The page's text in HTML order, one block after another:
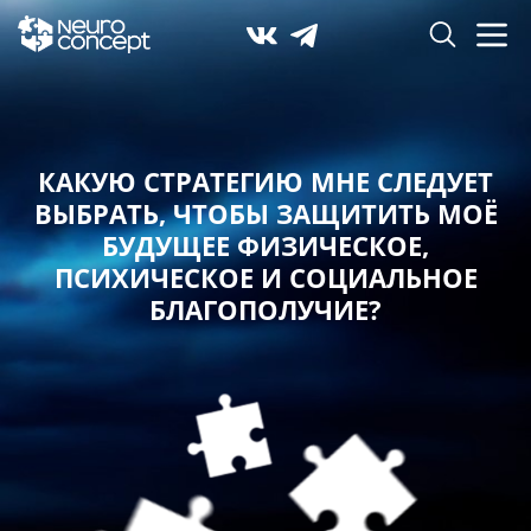
КАКУЮ СТРАТЕГИЮ МНЕ СЛЕДУЕТ
ВЫБРАТЬ,ЧТОБЫ ЗАЩИТИТЬ МОЁ
БУДУЩЕЕ ФИЗИЧЕСКОЕ,
ПСИХИЧЕСКОЕ И СОЦИАЛЬНОЕ
БЛАГОПОЛУЧИЕ?